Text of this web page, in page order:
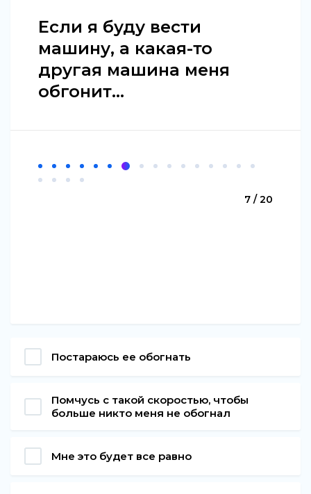
Если я буду вести
машину, а какая-то
другая машина меня
обгонит...
7 / 20
Постараюсь ее обогнать
Помчусь с такой скоростью, чтобы
больше никто меня не обогнал
Мне это будет все равно